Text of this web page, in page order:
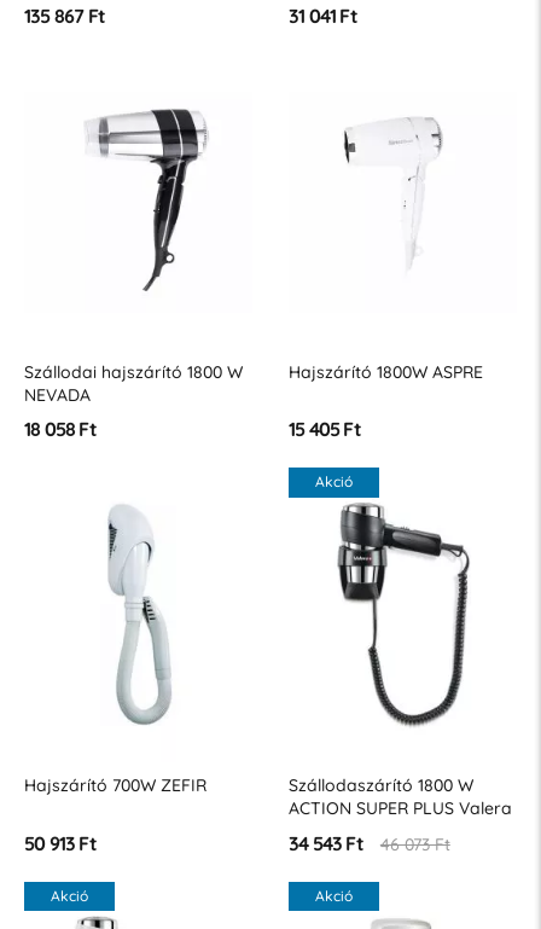
135 867 Ft 31 041 Ft
Szállodai hajszárító 1800 W
NEVADA
18 058 Ft
Hajszárító 1800W ASPRE
15 405 Ft
Hajszárító 700W ZEFIR
50 913 Ft
Akció
Szállodaszárító 1800 W
ACTION SUPER PLUS Valera
Black
34 543 Ft 46 073 Ft
Akció Akció